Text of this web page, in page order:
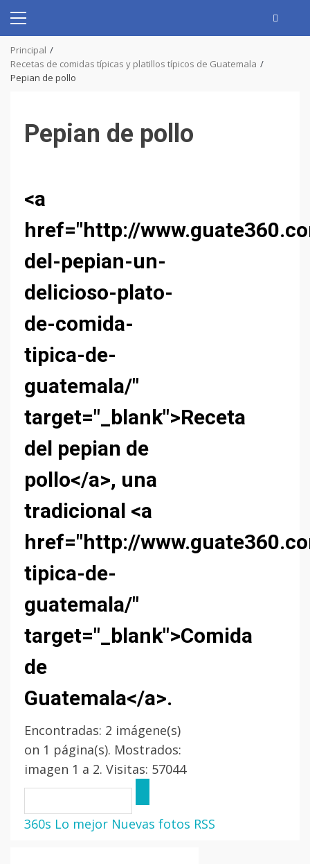
Primary
Principal
Recetas de comidas típicas y platillos típicos de Guatemala
Pepian de pollo
Pepian de pollo
<a
href="http://
del-pepian-un-
delicioso-plato-
de-comida-
tipica-de-
guatemala/"
target="_blank">Receta
del pepian de
pollo</a>, una
tradicional <a
href="http://
tipica-de-
guatemala/"
target="_blank">Comida
de
Guatemala</a>.
Encontradas: 2 imágene(s)
on 1 página(s). Mostrados:
imagen 1 a 2. Visitas: 57044
360s Lo mejor Nuevas fotos RSS